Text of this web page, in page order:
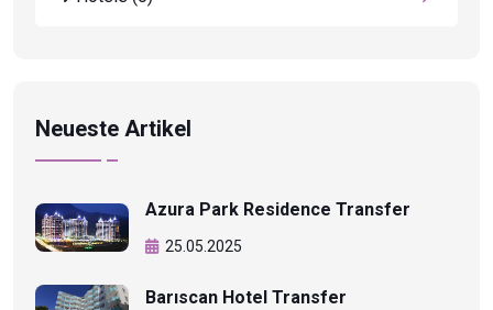
Neueste Artikel
Azura Park Residence Transfer
25.05.2025
Barıscan Hotel Transfer